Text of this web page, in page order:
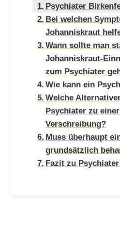
Psychiater
Bei welchen
Johanniskraut
Wann sollte man
Johanniskraut-
zum Psychiater
Wie kann ein
Welche
Psychiater zu
Verschreibung?
Muss überhaupt
grundsätzlich
Fazit zu